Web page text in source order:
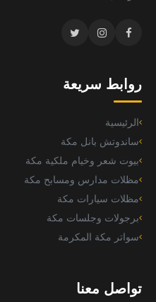
روابط سريعة
الرئيسية
ساندوتش بانل مكة
بيوت شعر وخيام ملكية مكة
مظلات مدارس ومسابح مكة
مظلات سيارات مكة
برجولات وجلسات مكة
سواتر مكة المكرمة
تواصل معنا